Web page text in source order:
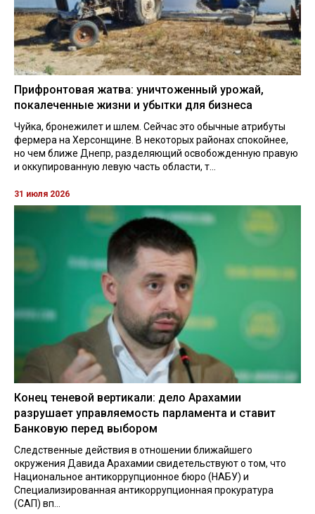
Прифронтовая жатва: уничтоженный урожай,
покалеченные жизни и убытки для бизнеса
Чуйка, бронежилет и шлем. Сейчас это обычные атрибуты
фермера на Херсонщине. В некоторых районах спокойнее,
но чем ближе Днепр, разделяющий освобожденную правую
и оккупированную левую часть области, т...
31 июля 2026
Конец теневой вертикали: дело Арахамии
разрушает управляемость парламента и ставит
Банковую перед выбором
Следственные действия в отношении ближайшего
окружения Давида Арахамии свидетельствуют о том, что
Национальное антикоррупционное бюро (НАБУ) и
Специализированная антикоррупционная прокуратура
(САП) вп...